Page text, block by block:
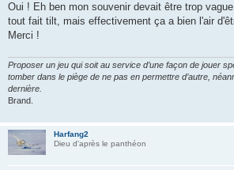
Oui ! Eh ben mon souvenir devait être trop
tout fait tilt, mais effectivement ça a bien l'air
Merci !
Proposer un jeu qui soit au service d’une façon de jouer
tomber dans le piège de ne pas en permettre d’autre,
dernière.
Brand.
Harfang2
Dieu d'après le panthéon